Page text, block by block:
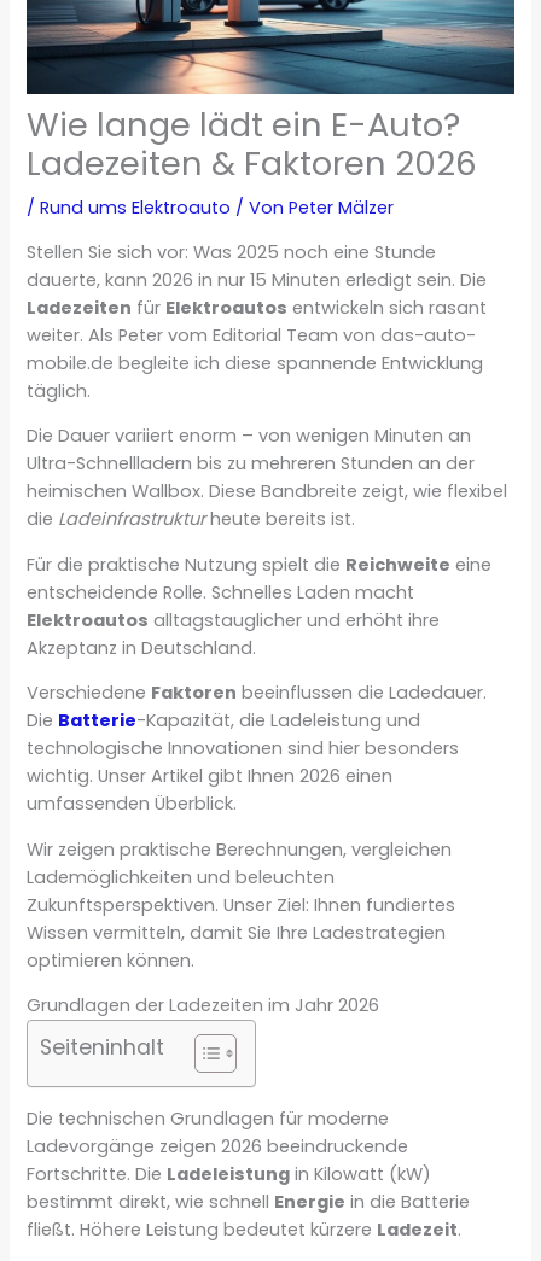
Wie lange lädt ein E-Auto?
Ladezeiten & Faktoren 2026
/Rund ums Elektroauto / VonPeter Mälzer
Stellen Sie sich vor: Was 2025 noch eine Stunde
dauerte, kann 2026 in nur 15 Minuten erledigt sein. Die
Ladezeiten für Elektroautos entwickeln sich rasant
weiter. Als Peter vom Editorial Team von das-auto-
mobile.de begleite ich diese spannende Entwicklung
täglich.
Die Dauer variiert enorm – von wenigen Minuten an
Ultra-Schnellladern bis zu mehreren Stunden an der
heimischen Wallbox. Diese Bandbreite zeigt, wie flexibel
die Ladeinfrastrukturheute bereits ist.
Für die praktische Nutzung spielt die Reichweite eine
entscheidende Rolle. Schnelles Laden macht
Elektroautos alltagstauglicher und erhöht ihre
Akzeptanz in Deutschland.
Verschiedene Faktoren beeinflussen die Ladedauer.
Die Batterie-Kapazität, die Ladeleistung und
technologische Innovationen sind hier besonders
wichtig. Unser Artikel gibt Ihnen 2026 einen
umfassenden Überblick.
Wir zeigen praktische Berechnungen, vergleichen
Lademöglichkeiten und beleuchten
Zukunftsperspektiven. Unser Ziel: Ihnen fundiertes
Wissen vermitteln, damit Sie Ihre Ladestrategien
optimieren können.
Grundlagen der Ladezeiten im Jahr 2026
Seiteninhalt
Die technischen Grundlagen für moderne
Ladevorgänge zeigen 2026 beeindruckende
Fortschritte. Die Ladeleistung in Kilowatt (kW)
bestimmt direkt, wie schnell Energie in die Batterie
fließt. Höhere Leistung bedeutet kürzere Ladezeit.